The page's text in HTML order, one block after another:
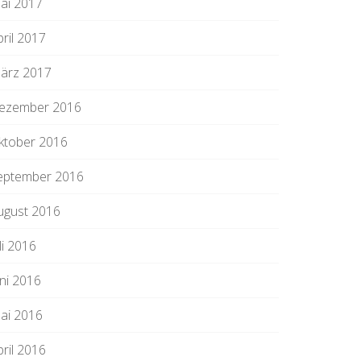
2017
2017
2016
2016
2016
2016
2016
2016
2016
2016